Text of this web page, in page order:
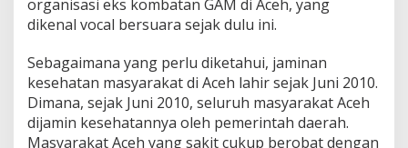
organisasi eks kombatan GAM di Aceh, yang
dikenal vocal bersuara sejak dulu ini.
Sebagaimana yang perlu diketahui, jaminan
kesehatan masyarakat di Aceh lahir sejak Juni 2010.
Dimana, sejak Juni 2010, seluruh masyarakat Aceh
dijamin kesehatannya oleh pemerintah daerah.
Masyarakat Aceh yang sakit cukup berobat dengan